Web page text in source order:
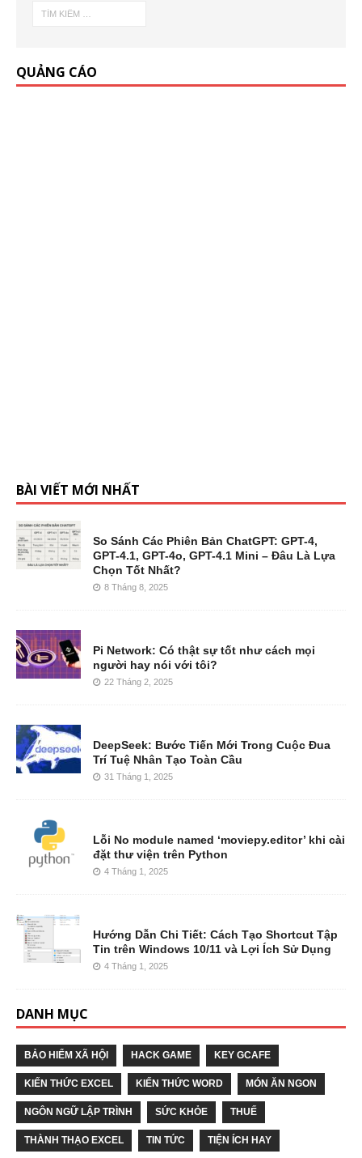
QUẢNG CÁO
BÀI VIẾT MỚI NHẤT
So Sánh Các Phiên Bản ChatGPT: GPT-4,
GPT-4.1, GPT-4o, GPT-4.1 Mini – Đâu Là Lựa
Chọn Tốt Nhất?
8 Tháng 8, 2025
Pi Network: Có thật sự tốt như cách mọi
người hay nói với tôi?
22 Tháng 2, 2025
DeepSeek: Bước Tiến Mới Trong Cuộc Đua
Trí Tuệ Nhân Tạo Toàn Cầu
31 Tháng 1, 2025
Lỗi No module named ‘moviepy.editor’ khi cài
đặt thư viện trên Python
4 Tháng 1, 2025
Hướng Dẫn Chi Tiết: Cách Tạo Shortcut Tập
Tin trên Windows 10/11 và Lợi Ích Sử Dụng
4 Tháng 1, 2025
DANH MỤC
BẢO HIỂM XÃ HỘI HACK GAME KEY GCAFE
KIẾN THỨC EXCEL KIẾN THỨC WORD MÓN ĂN NGON
NGÔN NGỮ LẬP TRÌNH SỨC KHỎE THUẾ
THÀNH THẠO EXCEL TIN TỨC TIỆN ÍCH HAY